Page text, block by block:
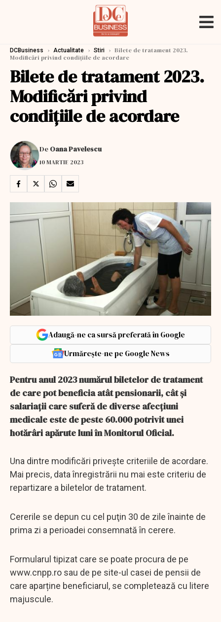
DCBusiness › Actualitate › Stiri › Bilete de tratament 2023.
Modificări privind condițiile de acordare
Bilete de tratament 2023.
Modificări privind
condițiile de acordare
De Oana Pavelescu
10 MARTIE 2023
Adaugă-ne ca sursă preferată în Google
Urmărește-ne pe Google News
Pentru anul 2023 numărul biletelor de tratament
de care pot beneficia atât pensionarii, cât și
salariații care suferă de diverse afecțiuni
medicale este de peste 60.000 potrivit unei
hotărâri apărute luni în Monitorul Oficial.
Una dintre modificări privește criteriile de acordare.
Mai precis, data înregistrării nu mai este criteriu de
repartizare a biletelor de tratament.
Cererile se depun cu cel puţin 30 de zile înainte de
prima zi a perioadei consemnată în cerere.
Formularul tipizat care se poate procura de pe
www.cnpp.ro sau de pe site-ul casei de pensii de
care aparține beneficiarul, se completează cu litere
majuscule.